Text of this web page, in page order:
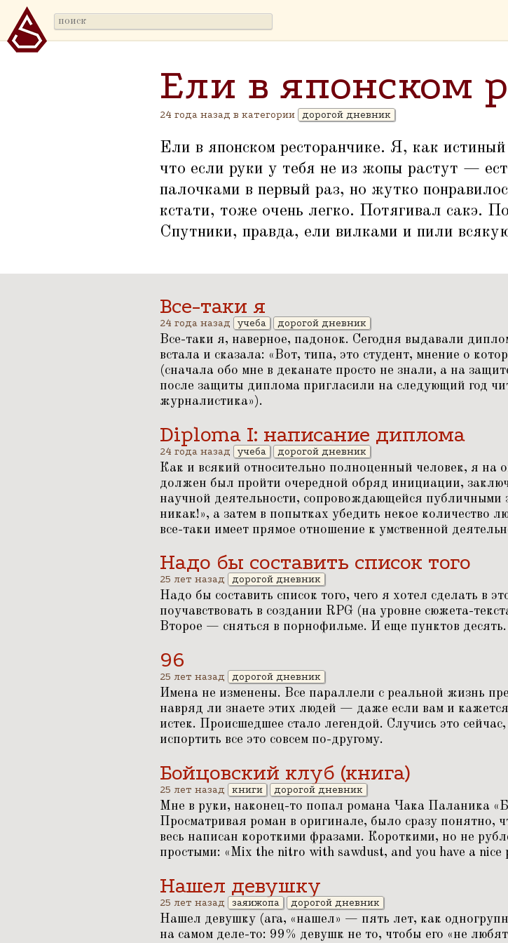
Ели в японском
24 года назад в категории дорогой дневник
Ели в японском ресторанчике. Я, как
что если руки у тебя не из жопы растут —
палочками в первый раз, но жутко
кстати, тоже очень легко. Потягивал сакэ.
Спутники, правда, ели вилками и пили
Все-таки я
24 года назад учеба дорогой дневник
Все-таки я, наверное, падонок. Сегодня выдавали
встала и сказала: «Вот, типа, это студент, мнение о
(сначала обо мне в деканате просто не знали, а на
после защиты диплома пригласили на следующий год
журналистика»).
Diploma I: написание диплома
24 года назад учеба дорогой дневник
Как и всякий относительно полноценный человек, я на
должен был пройти очередной обряд инициации,
научной деятельности, сопровождающейся публичными
никак!», а затем в попытках убедить некое количество
все-таки имеет прямое отношение к умственной
Надо бы составить список того
25 лет назад дорогой дневник
Надо бы составить список того, чего я хотел сделать в
поучавствовать в создании RPG (на уровне сюжета-
Второе — сняться в порнофильме. И еще пунктов
96
25 лет назад дорогой дневник
Имена не изменены. Все параллели с реальной жизнь
навряд ли знаете этих людей — даже если вам и
истек. Происшедшее стало легендой. Случись это
испортить все это совсем по-другому.
Бойцовский клуб (книга)
25 лет назад книги дорогой дневник
Мне в руки, наконец-то попал романа Чака Паланика «
Просматривая роман в оригинале, было сразу понятно,
весь написан короткими фразами. Короткими, но не
простыми: «Mix the nitro with sawdust, and you have a nice
Нашел девушку
25 лет назад заяижопа дорогой дневник
Нашел девушку (ага, «нашел» — пять лет, как
на самом деле-то: 99% девушк не то, чтобы его «не